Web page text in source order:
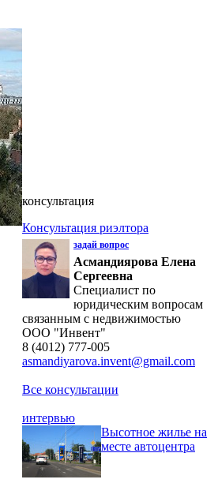
консультация
Консультация риэлтора
задай вопрос
Асмандиярова Елена
Сергеевна
Специалист по
юридическим вопросам
связанным с недвижимостью
ООО "Инвент"
8 (4012) 777-005
asmandiyarova.invent@gmail.com
Все консультации
интервью
Высотное жилье на
месте автоцентра